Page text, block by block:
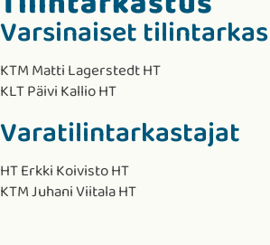
Varsinaiset
KTM Matti Lagerstedt HT
KLT Päivi Kallio HT
Varatilintarkastajat
HT Erkki Koivisto HT
KTM Juhani Viitala HT